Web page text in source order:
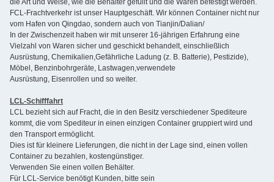
die Art und Weise, wie die Behälter gefüllt und die Waren befestigt werden.
FCL-Frachtverkehr ist unser Hauptgeschäft. Wir können Container nicht nur
vom Hafen von Qingdao, sondern auch von Tianjin/Dalian/
In der Zwischenzeit haben wir mit unserer 16-jährigen Erfahrung eine
Vielzahl von Waren sicher und geschickt behandelt, einschließlich
Ausrüstung, Chemikalien,Gefährliche Ladung (z. B. Batterie), Pestizide),
Möbel, Benzinbohrgeräte, Lastwagen,verwendete
Ausrüstung, Eisenrollen und so weiter.
LCL-Schifffahrt
LCL bezieht sich auf Fracht, die in den Besitz verschiedener Spediteure
kommt, die vom Spediteur in einen einzigen Container gruppiert wird und
den Transport ermöglicht.
Dies ist für kleinere Lieferungen, die nicht in der Lage sind, einen vollen
Container zu bezahlen, kostengünstiger.
Verwenden Sie einen vollen Behälter.
Für LCL-Service benötigt Kunden, bitte sein